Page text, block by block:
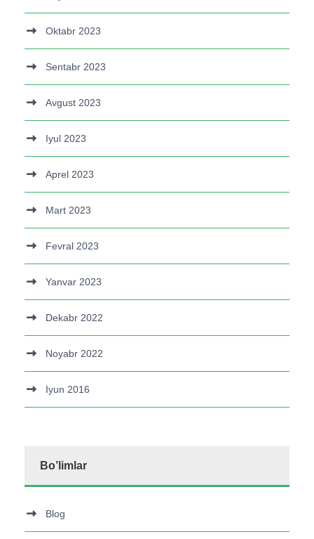
Oktabr 2023
Sentabr 2023
Avgust 2023
Iyul 2023
Aprel 2023
Mart 2023
Fevral 2023
Yanvar 2023
Dekabr 2022
Noyabr 2022
Iyun 2016
Bo’limlar
Blog